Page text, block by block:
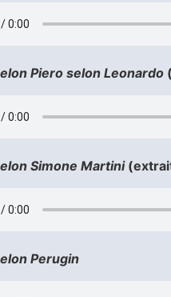
Piero selon Leonardo
Simone Martini
Perugin